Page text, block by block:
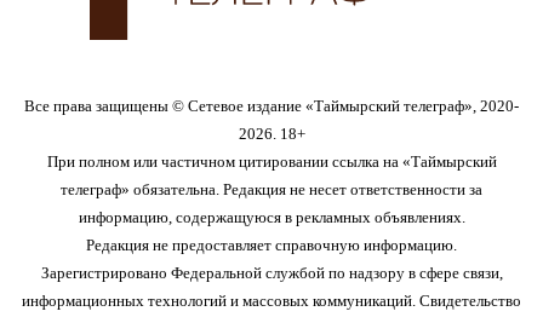
Все права защищены © Сетевое издание «Таймырский телеграф», 2020-
2026. 18+
При полном или частичном цитировании ссылка на «Таймырский
телеграф» обязательна. Редакция не несет ответственности за
информацию, содержащуюся в рекламных объявлениях.
Редакция не предоставляет справочную информацию.
Зарегистрировано Федеральной службой по надзору в сфере связи,
информационных технологий и массовых коммуникаций. Свидетельство